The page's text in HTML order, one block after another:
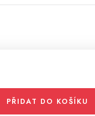
PŘIDAT DO KOŠÍKU